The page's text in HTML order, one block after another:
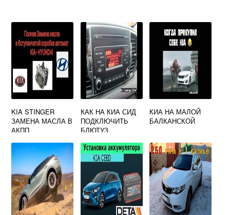
KIA STINGER
ЗАМЕНА МАСЛА В
АКПП
КАК НА КИА СИД
ПОДКЛЮЧИТЬ
БЛЮТУЗ
КИА НА МАЛОЙ
БАЛКАНСКОЙ